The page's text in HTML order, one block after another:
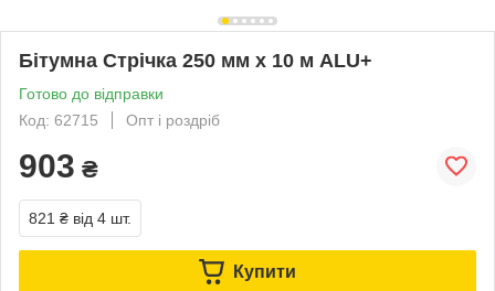
Бітумна Стрічка 250 мм х 10 м ALU+
Готово до відправки
Код: 62715
Опт і роздріб
903 ₴
821 ₴ від 4 шт.
Купити